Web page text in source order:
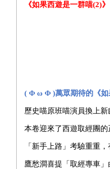
《如果西遊是一群喵(2)》
( Φ ω Φ )萬眾期待的《
歷史喵原班喵演員換上
本卷迎來了西遊取經團
「新手上路」考驗重重
鷹愁澗喜提「取經專車